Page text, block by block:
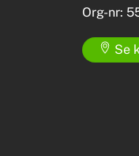
Org-nr:
Se